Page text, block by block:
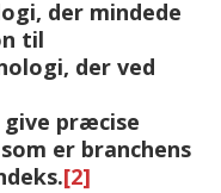
der mindede
til
der ved
præcise
er branchens
[2]